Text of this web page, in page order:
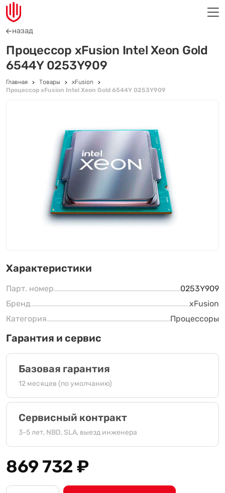
назад
Процессор xFusion Intel Xeon Gold
6544Y 0253Y909
Главная Товары
xFusion
Процессор xFusion Intel Xeon Gold 6544Y 0253Y909
Характеристики
Парт. номер
0253Y909
Бренд
xFusion
Категория
Процессоры
Гарантия и сервис
Базовая гарантия
12 месяцев (по умолчанию)
Сервисный контракт
3-5 лет, NBD, SLA, выезд инженера
869 732₽